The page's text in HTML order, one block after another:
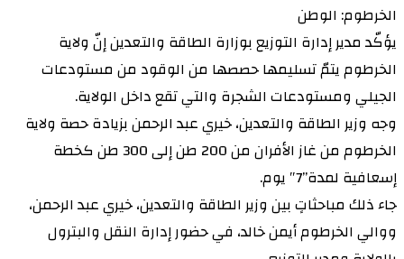
الخرطوم: الوطن
يؤكّد مدير إدارة التوزيع بوزارة الطاقة والتعدين إنّ ولاية
الخرطوم يتمّ تسليمها حصصها من الوقود من مستودعات
الجيلي ومستودعات الشجرة والتي تقع داخل الولاية.
وجه وزير الطاقة والتعدين، خيري عبد الرحمن بزيادة حصة ولاية
الخرطوم من غاز الأفران من 200 طن إلى 300 طن كخطة
إسعافية لمدة”7″ يوم.
جاء ذلك مباحثاتٍ بين وزير الطاقة والتعدين، خيري عبد الرحمن،
ووالي الخرطوم أيمن خالد، في حضور إدارة النقل والبترول